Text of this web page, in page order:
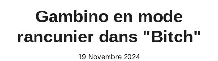
Gambino en mode
rancunier dans "Bitch"
19 Novembre 2024